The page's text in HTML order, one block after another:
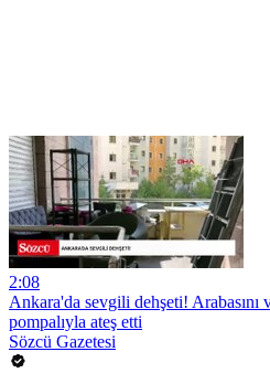
2:08
Ankara'da sevgili dehşeti! Arabasını
pompalıyla ateş etti
Sözcü Gazetesi